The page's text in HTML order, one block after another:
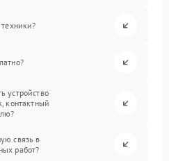
устройство
контактный
связь в
работ?